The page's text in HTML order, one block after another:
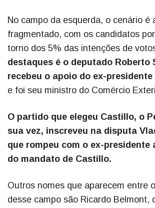
No campo da esquerda, o cenário é
fragmentado, com os candidatos
torno dos 5% das intenções de
destaques é o deputado Roberto
recebeu o apoio do ex-
e foi seu ministro do Comércio
O partido que elegeu Castillo, o
sua vez, inscreveu na disputa
que rompeu com o ex-presidente
do mandato de Castillo.
Outros nomes que aparecem entre
desse campo são Ricardo Belmont,